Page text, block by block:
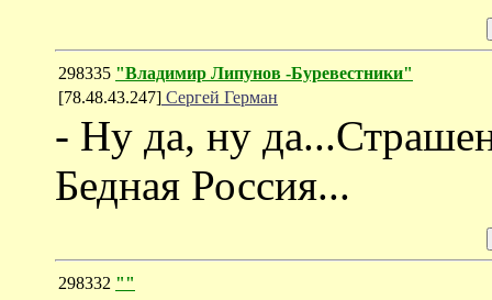
298335 "Владимир Липунов -Буревестники"
[78.48.43.247] Сергей Герман
- Ну да, ну
Бедная Россия...
298332 ""